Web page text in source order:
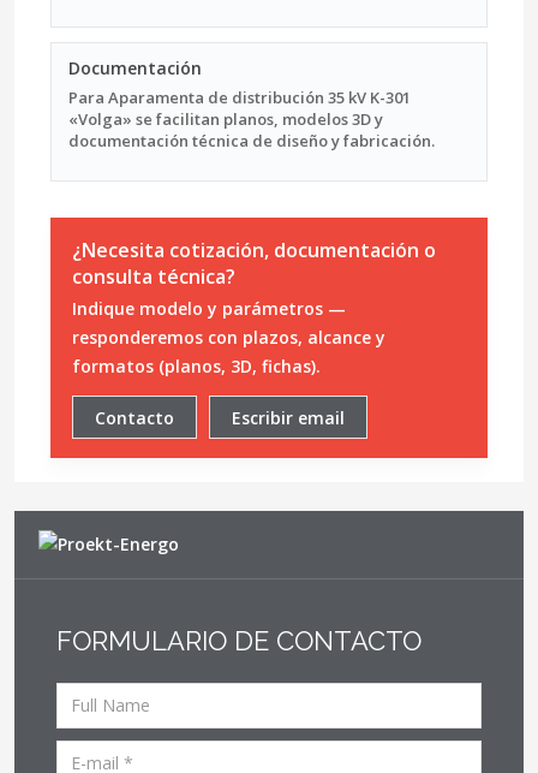
Documentación
Para Aparamenta de distribución 35 kV K-301
«Volga» se facilitan planos, modelos 3D y
documentación técnica de diseño y fabricación.
¿Necesita cotización, documentación o
consulta técnica?
Indique modelo y parámetros —
responderemos con plazos, alcance y
formatos (planos, 3D, fichas).
Contacto Escribir email
FORMULARIO DE CONTACTO